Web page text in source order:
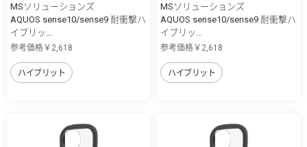
MSソリューションズ
AQUOS sense10/sense9 耐衝撃ハ
イブリッ...
参考価格￥2,618
ハイブリット
MSソリューションズ
AQUOS sense10/sense9 耐衝撃ハ
イブリッ...
参考価格￥2,618
ハイブリット